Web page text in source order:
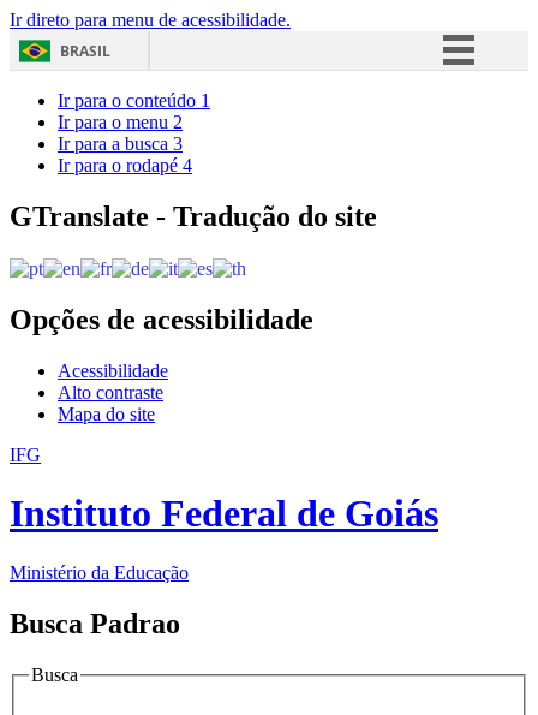
Ir direto para menu de acessibilidade.
BRASIL
Acesso à informação
Ir para o conteúdo 1
Ir para o menu 2
Ir para a busca 3
Ir para o rodapé 4
GTranslate - Tradução do site
Opções de acessibilidade
Acessibilidade
Alto contraste
Mapa do site
IFG
Instituto Federal de Goiás
Ministério da Educação
Busca Padrao
Busca